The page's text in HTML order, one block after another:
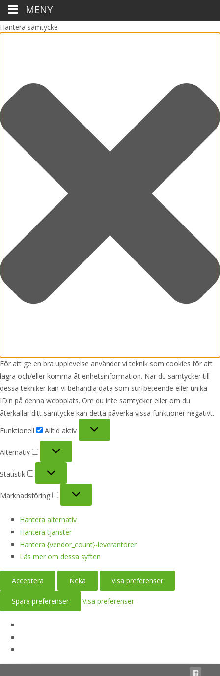
Hantera samtycke
För att ge en bra upplevelse använder vi teknik som cookies för att
lagra och/eller komma åt enhetsinformation. När du samtycker till
dessa tekniker kan vi behandla data som surfbeteende eller unika
ID:n på denna webbplats. Om du inte samtycker eller om du
återkallar ditt samtycke kan detta påverka vissa funktioner negativt.
Funktionell
Alltid aktiv
Alternativ
Statistik
Marknadsföring
Hantera alternativ
Hantera tjänster
Hantera {vendor_count}-leverantörer
Läs mer om dessa syften
Acceptera Neka Visa preferenser
Spara preferenser Visa preferenser
MENY